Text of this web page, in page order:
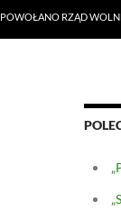
POWOŁANO RZĄD